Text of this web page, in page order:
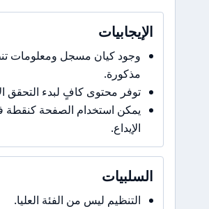
الإيجابيات
وجود كيان مسجل ومعلومات
مذكورة.
توفر محتوى كافٍ لبدء التحقق
يمكن استخدام الصفحة
الإيداع.
السلبيات
التنظيم ليس من الفئة العليا.